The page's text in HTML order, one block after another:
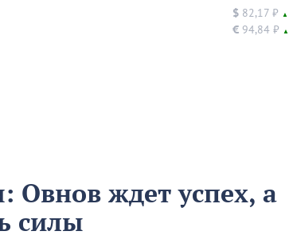
$ 82,17 ₽ ▲
€ 94,84 ₽ ▲
Овнов ждет успех, а
силы